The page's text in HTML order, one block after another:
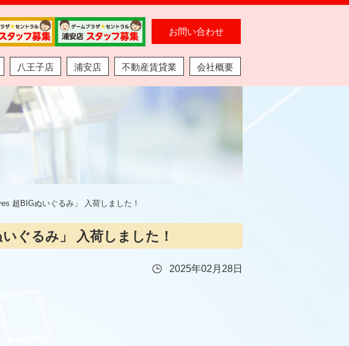
お問い合わせ
八王子店 浦安店 不動産賃貸業 会社概要
超BIGぬいぐるみ」 入荷しました！
ぐるみ」 入荷しました！
2025年02月28日